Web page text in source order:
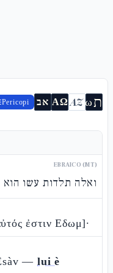
Pericopi אב ΑΩ AZωת
EBRAICO (MT)
ואלה תלדות עשו הוא
ἐστιν Εδωμ]·
—lui è